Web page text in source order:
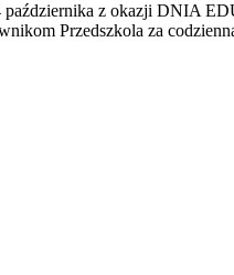
października z okazji DNIA
Przedszkola za